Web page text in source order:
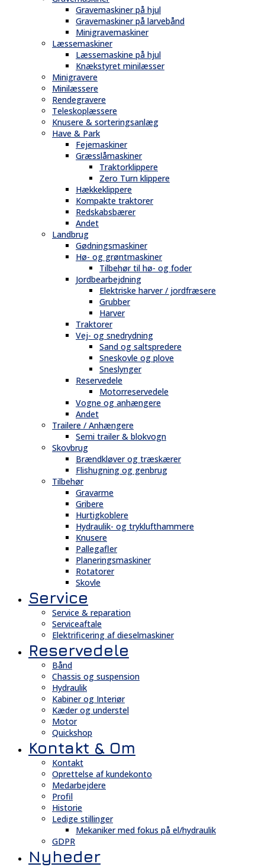
Gravemaskiner på hjul
Gravemaskiner på larvebånd
Minigravemaskiner
Læssemaskiner
Læssemaskine på hjul
Knækstyret minilæsser
Minigravere
Minilæssere
Rendegravere
Teleskoplæssere
Knusere & sorteringsanlæg
Have & Park
Fejemaskiner
Græsslåmaskiner
Traktorklippere
Zero Turn klippere
Hækkeklippere
Kompakte traktorer
Redskabsbærer
Andet
Landbrug
Gødningsmaskiner
Hø- og grøntmaskiner
Tilbehør til hø- og foder
Jordbearbejdning
Elektriske harver / jordfræsere
Grubber
Harver
Traktorer
Vej- og snedrydning
Sand og saltspredere
Sneskovle og plove
Sneslynger
Reservedele
Motorreservedele
Vogne og anhængere
Andet
Trailere / Anhængere
Semi trailer & blokvogn
Skovbrug
Brændkløver og træskærer
Flishugning og genbrug
Tilbehør
Gravarme
Gribere
Hurtigkoblere
Hydraulik- og tryklufthammere
Knusere
Pallegafler
Planeringsmaskiner
Rotatorer
Skovle
Service
Service & reparation
Serviceaftale
Elektrificering af dieselmaskiner
Reservedele
Bånd
Chassis og suspension
Hydraulik
Kabiner og Interiør
Kæder og understel
Motor
Quickshop
Kontakt & Om
Kontakt
Oprettelse af kundekonto
Medarbejdere
Profil
Historie
Ledige stillinger
Mekaniker med fokus på el/hydraulik
GDPR
Nyheder